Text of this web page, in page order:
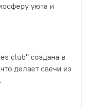
уюта и
club" создана в
делает свечи из